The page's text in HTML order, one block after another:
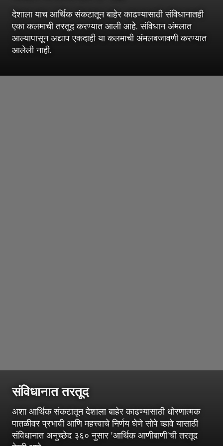
देशाला याच आर्थिक संकटातून बाहेर काढण्यासाठी संविधानातही
एका कलमाची तरतूद करण्यात आली आहे. संविधान अंमलात
आल्यापासून अद्याप एकदाही या कलमाची अंमलबजावणी करण्यात
आलेली नाही.
संविधानात तरतूद
अशा आर्थिक संकटातून देशाला बाहेर काढण्यासाठी धोरणात्मक
पातळीवर प्रभावी आणि महत्त्वाचे निर्णय घेणे सोपे व्हावे यासाठी
संविधानात अनुच्छेद ३६० नुसार 'आर्थिक आणीबाणी'ची तरतूद